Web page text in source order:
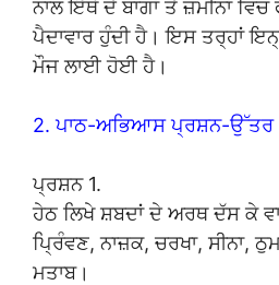
ਨਾਲ ਇੱਥੋਂ ਦੇ ਬਾਗਾਂ ਤੇ ਜ਼ਮੀਨਾਂ
ਪੈਦਾਵਾਰ ਹੁੰਦੀ ਹੈ। ਇਸ ਤਰ੍ਹਾਂ
ਮੌਜ ਲਾਈ ਹੋਈ ਹੈ।
2. ਪਾਠ-ਅਭਿਆਸ ਪ੍ਰਸ਼ਨ-ਉੱਤਰ
ਪ੍ਰਸ਼ਨ 1.
ਹੇਠ ਲਿਖੇ ਸ਼ਬਦਾਂ ਦੇ ਅਰਥ ਦੱਸ ਕੇ
ਪ੍ਰਿੰਵਣ, ਨਾਜ਼ਕ, ਚਰਖਾ, ਸੀਨਾ,
ਮਤਾਬ।